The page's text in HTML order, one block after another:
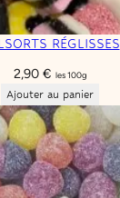
RÉGLISSES
2,90 € les 100g
Ajouter au panier